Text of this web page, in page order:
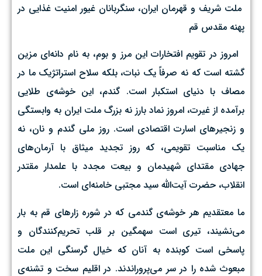
ملت شریف و قهرمان ایران، سنگربانان غیور امنیت غذایی در
پهنه مقدس قم
‌ امروز در تقویم افتخارات این مرز و بوم، به نام دانه‌ای مزین
گشته است که نه صرفاً یک نبات، بلکه سلاح استراتژیک ما در
مصاف با دنیای استکبار است. گندم، این خوشه‌ی طلایی
برآمده از غیرت، امروز نماد بارز نه بزرگ ملت ایران به وابستگی
و زنجیرهای اسارت اقتصادی است. ‌روز ملی گندم و نان، نه
یک مناسبت تقویمی، که روز تجدید میثاق با آرمان‌های
جهادی مقتدای شهیدمان و بیعت مجدد با علمدار مقتدر
انقلاب، حضرت آیت‌الله سید مجتبی خامنه‌ای است.
ما معتقدیم هر خوشه‌ی گندمی که در شوره زارهای قم به بار
می‌نشیند، تیری است سهمگین بر قلب تحریم‌کنندگان و
پاسخی است کوبنده به آنان که خیال گرسنگی این ملت
مبعوث شده را در سر می‌پروراندند. ‌در اقلیم سخت و تشنه‌ی